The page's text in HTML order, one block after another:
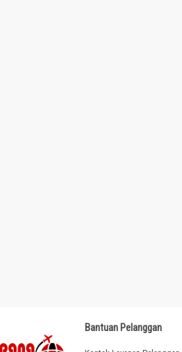
Bantuan Pelanggan